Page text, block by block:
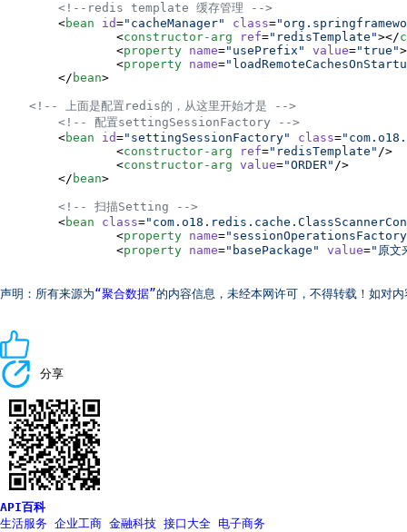
<!-- redis template 缓存管理
-->
	<
bean id=" cacheManager" class="
		<
constructor-arg ref=" redisTemplate "></
		<
property name=" usePrefix " value="true "
		<
property name="
	</
bean>
<!-- 上面是配置redis的，从这里开始才是
-->
<!--
配置settingSessionFactory
-->
	<
bean id=" settingSessionFactory" class="
		<
constructor-arg ref=" redisTemplate " />
		<
constructor-arg value="ORDER" />
	</
bean>
<!-- 扫描Setting
-->
	<
bean class="
		<
property name=" sessionOperationsFactory
		<
property name=" basePackage " value=" 原文
声明：所有来源为“聚合数据”的内容信息，未经本网许可，不得转载！如
分享
API百科
生活服务 企业工商 金融科技 接口大全 电子商务